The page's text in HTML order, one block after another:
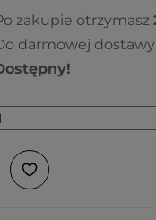
zakupie otrzymasz
darmowej